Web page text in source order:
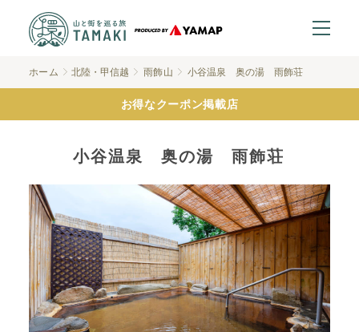
ホーム 北陸・甲信越 雨飾山 小谷温泉 奥の湯 雨飾荘
お得なクーポン掲載店
小谷温泉 奥の湯 雨飾荘